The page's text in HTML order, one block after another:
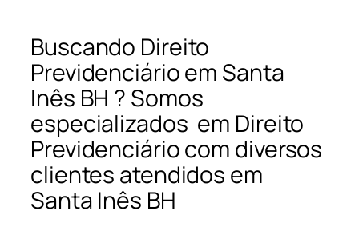
Buscando Direito
Previdenciário em Santa
Inês BH ? Somos
especializados em Direito
Previdenciário com diversos
clientes atendidos em
Santa Inês BH